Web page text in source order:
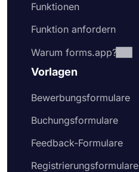
Funktionen
Funktion anfordern
Warum forms.app?
Vorlagen
Bewerbungsformulare
Buchungsformulare
Feedback-Formulare
Registrierungsformulare